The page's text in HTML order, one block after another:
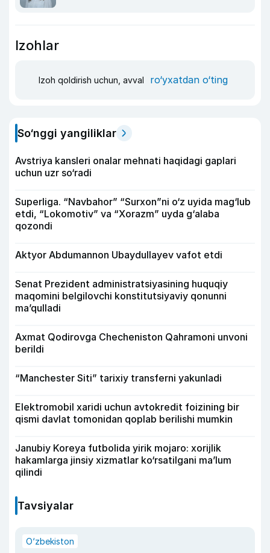
Izohlar
Izoh qoldirish uchun, avval ro‘yxatdan o‘ting
So‘nggi yangiliklar
Avstriya kansleri onalar mehnati haqidagi gaplari
uchun uzr so‘radi
Superliga. “Navbahor” “Surxon”ni o‘z uyida mag‘lub
etdi, “Lokomotiv” va “Xorazm” uyda g‘alaba
qozondi
Aktyor Abdu­mannon Ubaydullayev vafot etdi
Senat Prezident administratsiyasining huquqiy
maqomini belgilovchi konstitutsiyaviy qonunni
ma’qulladi
Axmat Qodirovga Checheniston Qahramoni unvoni
berildi
“Manchester Siti” tarixiy transferni yakunladi
Elektromobil xaridi uchun avtokredit foizining bir
qismi davlat tomonidan qoplab berilishi mumkin
Janubiy Koreya futbolida yirik mojaro: xorijlik
hakamlarga jinsiy xizmatlar ko‘rsatilgani ma’lum
qilindi
Tavsiyalar
O‘zbekiston